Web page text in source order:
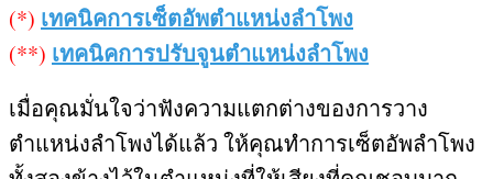
(*) เทคนิคการเซ็ตอัพตำแหน่งลำโพง
(**) เทคนิคการปรับจูนตำแหน่งลำโพง
เมื่อคุณมั่นใจว่าฟังความแตกต่างของการวาง
ตำแหน่งลำโพงได้แล้ว ให้คุณทำการเซ็ตอัพลำโพง